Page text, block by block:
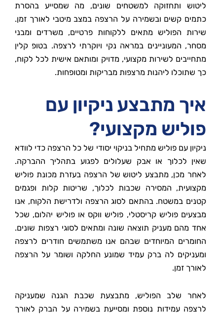
ליטוש ותחזוקה למשטחים שונים, מה שמסייע בהסרת
כתמים קשים ובשמירה על הרצפה במצב מיטבי לאורך זמן.
שירות הפוליש מתאים ללקוחות פרטיים, משרדים ומבני
מסחר, המעוניינים במראה נקי ויוקרתי לרצפה. בטופ קלין
מתחייבים לשירות מקצועי, מדויק ומותאם אישית לכל לקוח,
כך שתוכלו ליהנות מרצפות מבריקות ומטופחות.
איך מתבצע ניקיון עם
פוליש מקצועי?
ניקיון עם פוליש מתחיל בניקוי יסודי של כל הרצפה כדי לוודא
שאין לכלוך או אבק שעלולים לפגוע בתהליך ההברקה.
לאחר מכן, מתבצע ליטוש של הרצפה בעזרת מכונת פוליש
מקצועית, המסירה שכבות לכלוך, שריטות קלות ופגמים
קטנים במשטח. בהתאם לסוג הרצפה ולדרישת הלקוח, אנו
מבצעים פוליש קריסטלי, פוליש ווקס או פוליש יהלום, שכל
אחד מהם מעניק תוצאה שונה ומתאים לסוגי רצפות שונים.
החומרים המיוחדים שבהם אנו משתמשים חודרים לרצפה
ומעניקים לה ברק עמיד שמונע החלקה ושומר על הרצפה
לאורך זמן.
לאחר שלב הפוליש, מתבצעת שכבת הגנה שמעניקה
לרצפה עמידות נוספת ומסייעת בשמירה על הברק לאורך